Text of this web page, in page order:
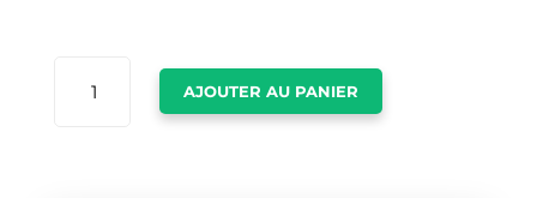
AJOUTER AU PANIER